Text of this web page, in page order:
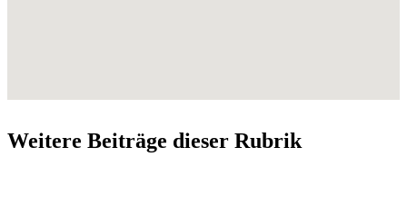
Weitere Beiträge dieser Rubrik